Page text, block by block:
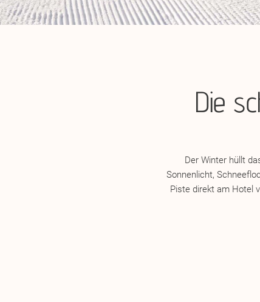
Die
Der Winter hüllt
Sonnenlicht,
Piste direkt am Hotel